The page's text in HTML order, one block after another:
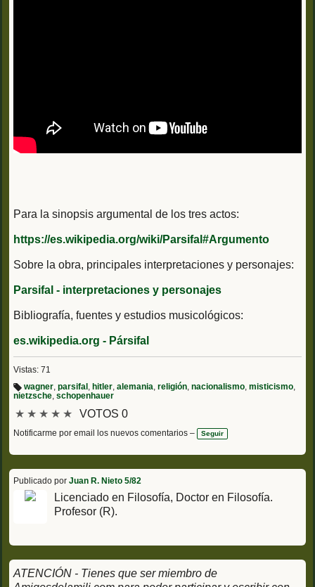
Para la sinopsis argumental de los tres actos:
https://es.wikipedia.org/wiki/Parsifal#Argumento
Sobre la obra, principales interpretaciones y personajes:
Parsifal - interpretaciones y personajes
Bibliografía, fuentes y estudios musicológicos:
es.wikipedia.org - Pársifal
Vistas: 71
Et
u
a
s:
wagner parsifal hitler alemania religión nacionalismo misticismo
nietzsche schopenhauer
★ ★ ★ ★ ★ VOTOS 0
Notificarme por email los nuevos comentarios – Seguir
Publicado por Juan R. Nieto 5/82
Licenciado en Filosofía, Doctor en Filosofía.
Profesor (R).
ATENCIÓN - Tienes que ser miembro de